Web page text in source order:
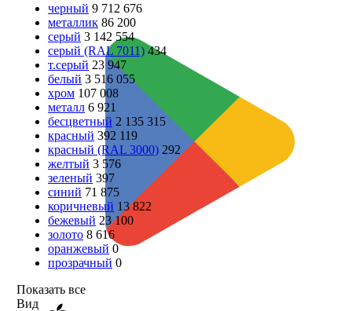
черный 9 712 676
металлик 86 200
серый 3 142 554
серый (RAL 7011) 434
т.серый 23 947
белый 3 516 055
хром 107 008
металл 6 921
бесцветный 2 135 315
красный 392 119
красный (RAL 3000) 292
желтый 3 576
зеленый 397
синий 71 875
коричневый 13 822
бежевый 23 100
золото 8 616
оранжевый 0
прозрачный 0
Показать все
Вид